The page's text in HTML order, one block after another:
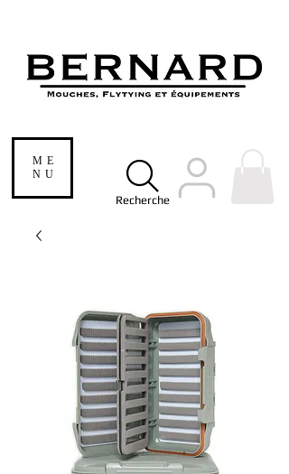
ME
NU
Recherche